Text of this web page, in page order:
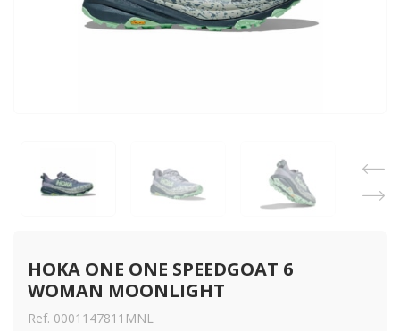
HOKA ONE ONE SPEEDGOAT 6
WOMAN MOONLIGHT
Ref. 0001147811MNL